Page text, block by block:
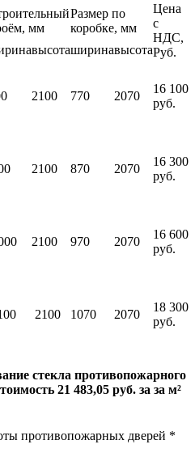
мм
Размер по
коробке, мм
Цена
с
НДС,
Руб.
высоташиринавысота
2100 770 2070
16 100
руб.
2100 870 2070
16 300
руб.
2100 970 2070
16 600
руб.
2100 1070 2070
18 300
руб.
стекла противопожарного
21 483,05 руб. за за м²
противопожарных дверей *